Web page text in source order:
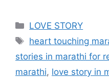
Categories
LOVE STORY
Tags
heart touching
stories in marathi for
marathi, love story in